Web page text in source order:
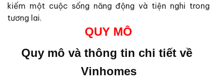
kiếm một cuộc sống năng động và tiện nghi trong
tương lai.
QUY MÔ
Quy mô và thông tin chi tiết về
Vinhomes